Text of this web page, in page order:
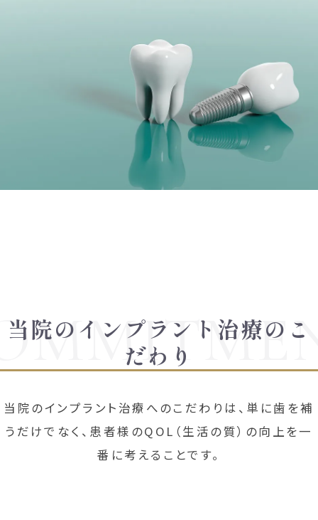
当院のインプラント治療のこ
だわり
当院のインプラント治療へのこだわりは、単に歯を補
うだけでなく、 患者様のQOL（生活の質）の向上を一
番に考えることです。